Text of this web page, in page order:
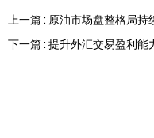
上一篇 : 原油市场盘整格局
下一篇 : 提升外汇交易盈利能